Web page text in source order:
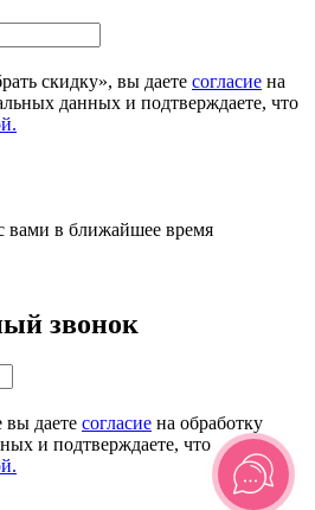
скидку», вы даете согласие на
данных и подтверждаете, что
вами в ближайшее время
звонок
вы даете согласие на обработку
и подтверждаете, что